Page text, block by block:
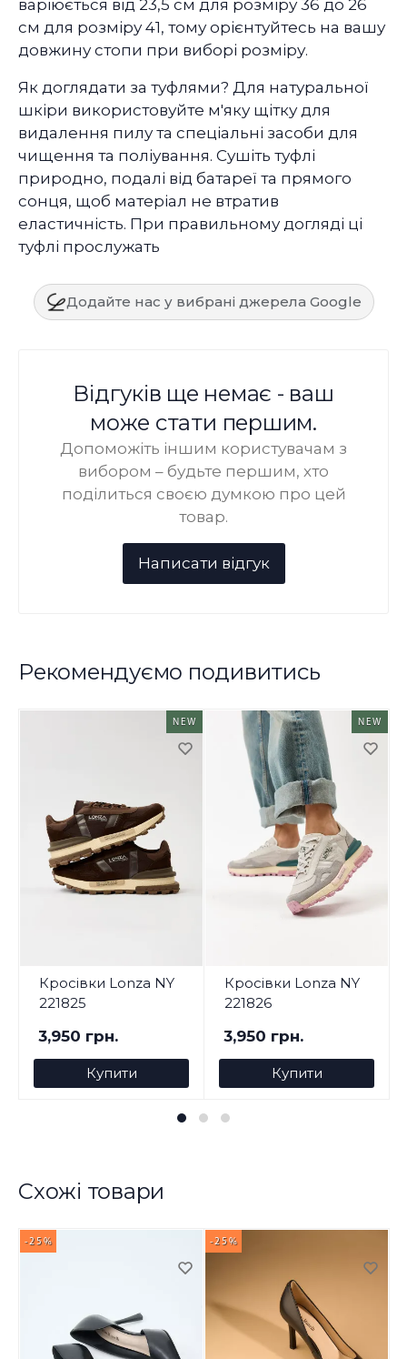
варіюється від 23,5 см для розміру 36 до 26
см для розміру 41, тому орієнтуйтесь на вашу
довжину стопи при виборі розміру.
Як доглядати за туфлями? Для натуральної
шкіри використовуйте м'яку щітку для
видалення пилу та спеціальні засоби для
чищення та поліування. Сушіть туфлі
природно, подалі від батареї та прямого
сонця, щоб матеріал не втратив
еластичність. При правильному догляді ці
туфлі прослужать
Додайте нас у вибрані джерела Google
Відгуків ще немає - ваш
може стати першим.
Допоможіть іншим користувачам з
вибором – будьте першим, хто
поділиться своєю думкою про цей
товар.
Рекомендуємо подивитись
NEW
Кросівки Lonza NY
221825
3,950 грн.
Купити
NEW
Кросівки Lonza NY
221826
3,950 грн.
Купити
Схожі товари
-25% -25%